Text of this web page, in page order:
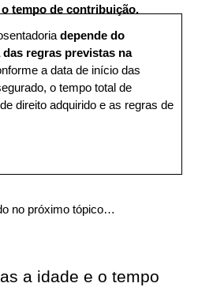
tempo de contribuição.
depende do
regras previstas na
a data de início das
o tempo total de
direito adquirido e as regras de
no próximo tópico…
a idade e o tempo